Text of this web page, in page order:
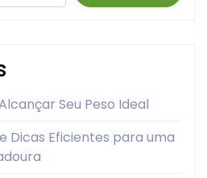
Seu Peso Ideal
Dicas Eficientes para uma